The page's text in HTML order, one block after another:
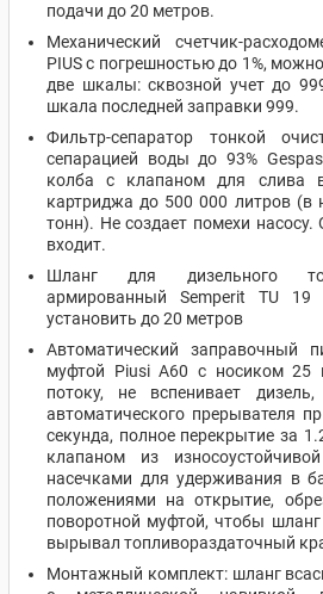
подачи до 20 метров.
Механический счетчик-
PIUS с погрешностью до 1%,
две шкалы: сквозной учет до
шкала последней заправки 999.
Фильтр-сепаратор тонкой
сепарацией воды до 93%
колба с клапаном для слива
картриджа до 500 000 литров (в
тонн). Не создает помехи
входит.
Шланг для дизельного
армированный Semperit TU
установить до 20 метров
Автоматический заправочный
муфтой Piusi A60 с носиком 25
потоку, не вспенивает
автоматического прерывателя
секунда, полное перекрытие за
клапаном из
насечками для удерживания в
положениями на открытие,
поворотной муфтой, чтобы шланг
вырывал топливораздаточный
Монтажный комплект: шланг